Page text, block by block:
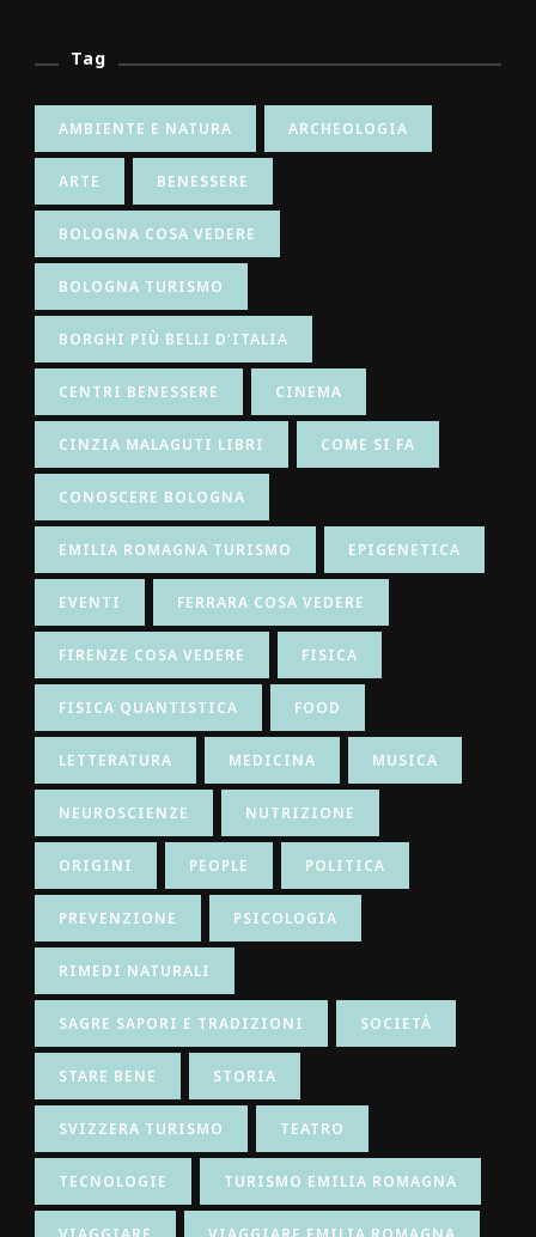
Tag
AMBIENTE E NATURA ARCHEOLOGIA
ARTE BENESSERE
BOLOGNA COSA VEDERE
BOLOGNA TURISMO
BORGHI PIÙ BELLI D'ITALIA
CENTRI BENESSERE CINEMA
CINZIA MALAGUTI LIBRI COME SI FA
CONOSCERE BOLOGNA
EMILIA ROMAGNA TURISMO EPIGENETICA
EVENTI FERRARA COSA VEDERE
FIRENZE COSA VEDERE FISICA
FISICA QUANTISTICA FOOD
LETTERATURA MEDICINA MUSICA
NEUROSCIENZE NUTRIZIONE
ORIGINI PEOPLE POLITICA
PREVENZIONE PSICOLOGIA
RIMEDI NATURALI
SAGRE SAPORI E TRADIZIONI SOCIETÀ
STARE BENE STORIA
SVIZZERA TURISMO TEATRO
TECNOLOGIE TURISMO EMILIA ROMAGNA